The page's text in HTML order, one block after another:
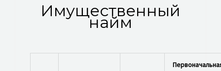
Имущественный
найм